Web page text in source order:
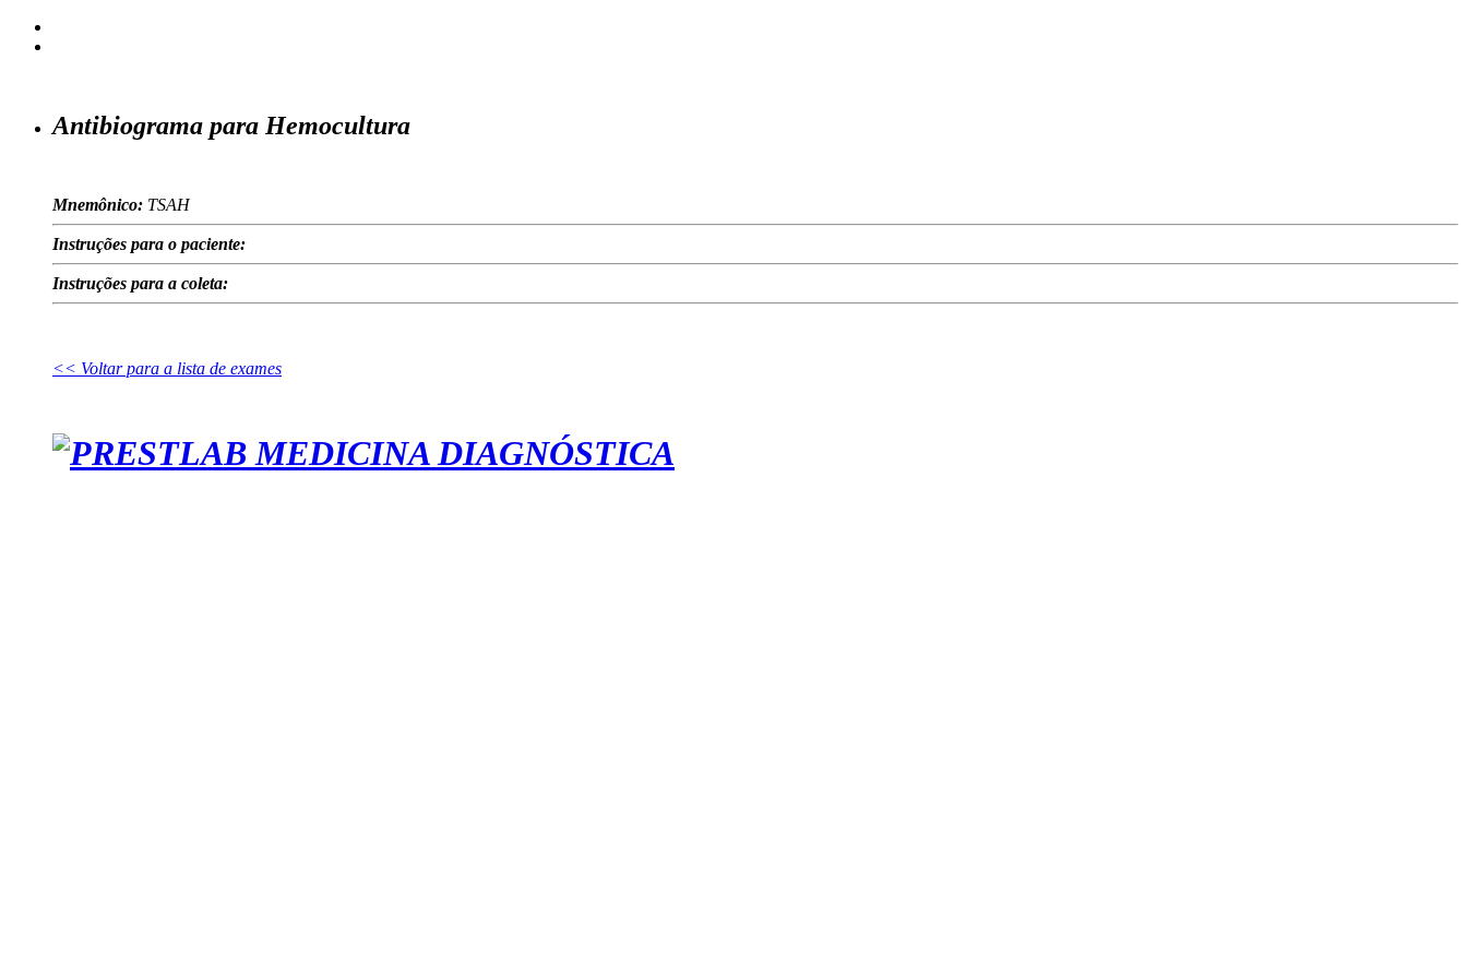
Antibiograma para Hemocultura
Mnemônico: TSAH
Instruções para o paciente:
Instruções para a coleta:
<< Voltar para a lista de exames